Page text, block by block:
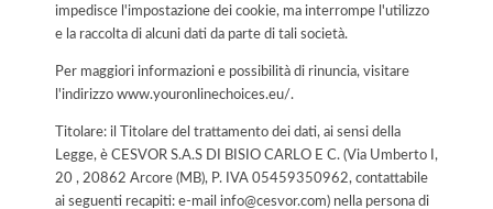
impedisce l'impostazione dei cookie, ma interrompe l'utilizzo
e la raccolta di alcuni dati da parte di tali società.
Per maggiori informazioni e possibilità di rinuncia, visitare
l'indirizzo www.youronlinechoices.eu/.
Titolare: il Titolare del trattamento dei dati, ai sensi della
Legge, è CESVOR S.A.S DI BISIO CARLO E C. (Via Umberto I,
20 , 20862 Arcore (MB), P. IVA 05459350962, contattabile
ai seguenti recapiti: e-mail info@cesvor.com) nella persona di